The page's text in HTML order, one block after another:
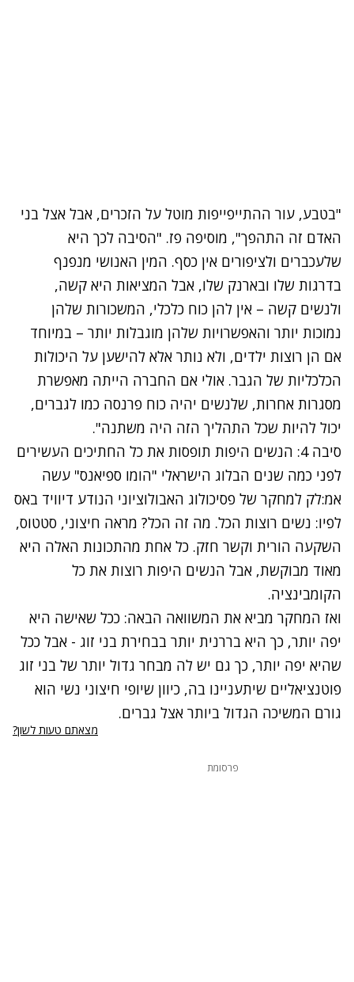
"בטבע, עור ההתייפייפות מוטל על הזכרים, אבל אצל בני
האדם זה התהפך", מוסיפה פז. "הסיבה לכך היא
שלעכברים ולציפורים אין כסף. המין האנושי מנפנף
בדרגות שלו ובארנק שלו, אבל המציאות היא קשה,
ולנשים קשה – אין להן כוח כלכלי, המשכורות שלהן
נמוכות יותר והאפשרויות שלהן מוגבלות יותר – במיוחד
אם הן רוצות ילדים, ולא נותר אלא להישען על היכולות
הכלכליות של הגבר. אולי אם החברה הייתה מאפשרת
מסגרות אחרות, שלנשים יהיה כוח פרנסה כמו לגברים,
יכול להיות שכל התהליך הזה היה משתנה".
סיבה 4: הנשים היפות תופסות את כל החתיכים העשירים
לפני כמה שנים הבלוג הישראלי "הומו ספיאנס" עשה
אמ:לק למחקר של פסיכולוג האבולוציוני הנודע דיוויד באס
לפיו: נשים רוצות הכל. מה זה הכל? מראה חיצוני, סטטוס,
השקעה הורית וקשר חזק. כל אחת מהתכונות האלה היא
מאוד מבוקשת, אבל הנשים היפות רוצות את כל
הקומבינציה.
ואז המחקר מביא את המשוואה הבאה: ככל שאישה היא
יפה יותר, כך היא בררנית יותר בבחירת בני זוג - אבל ככל
שהיא יפה יותר, כך גם יש לה מבחר גדול יותר של בני זוג
פוטנציאליים שיתעניינו בה, כיוון שיופי חיצוני נשי הוא
גורם המשיכה הגדול ביותר אצל גברים.
מצאתם טעות לשון?
פרסומת